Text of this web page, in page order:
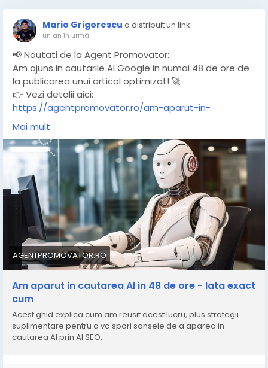
Mario Grigorescu a distribuit un link
un an în urmă
📢 Noutati de la Agent Promovator:
Am ajuns in cautarile AI Google in numai 48 de ore de
la publicarea unui articol optimizat! 🚀
👉 Vezi detalii aici:
https://agentpromovator.ro/am-aparut-in-
cautarea-ai-in-48-de-ore
#SEO#GoogleAI#AgentPromovator
Mai mult
AGENTPROMOVATOR.RO
Am aparut in cautarea AI in 48 de ore - Iata exact
cum
Acest ghid explica cum am reusit acest lucru, plus strategii
suplimentare pentru a va spori sansele de a aparea in
cautarea AI prin AI SEO.